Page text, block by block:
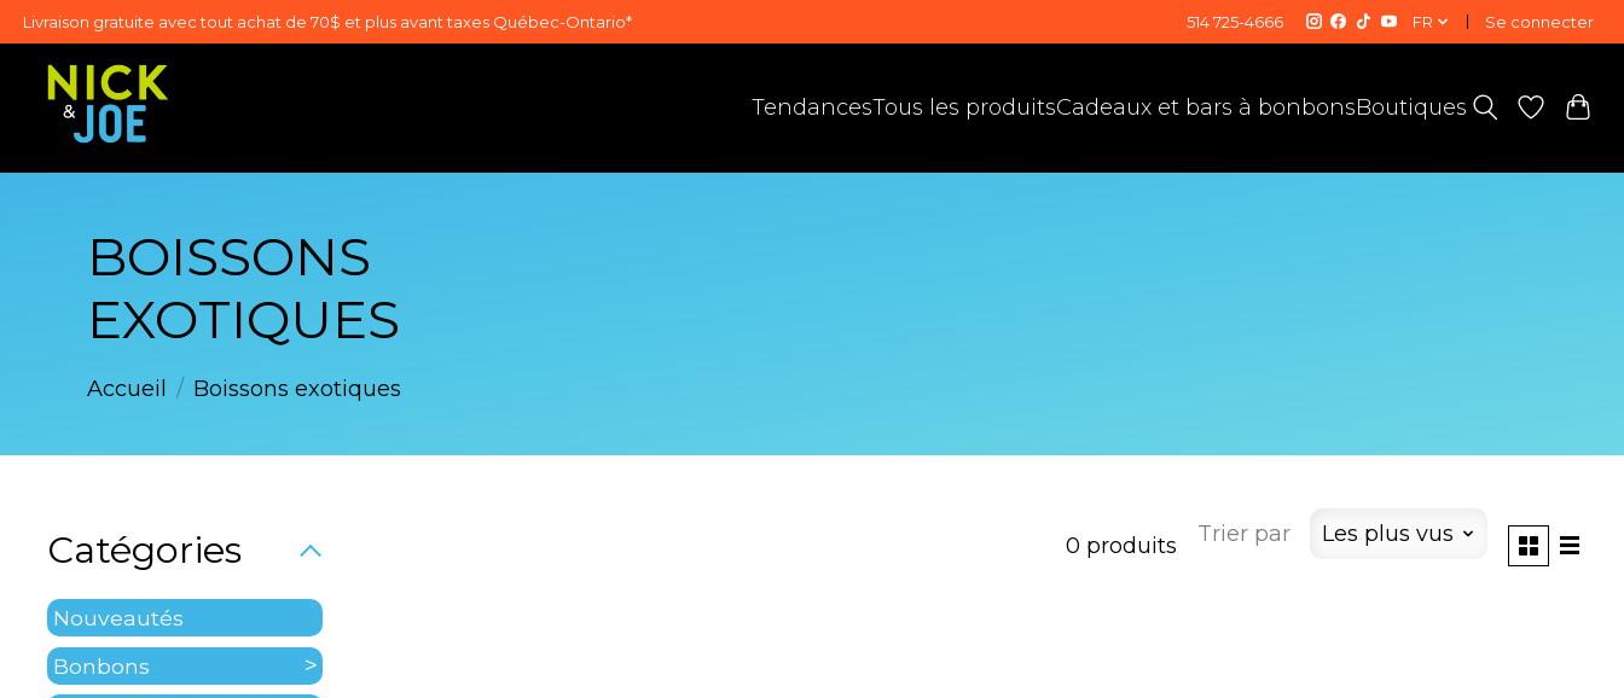
Livraison gratuite avec tout achat de 70$ et plus avant taxes Québec-Ontario* 514 725-4666 FR Se connecter
TendancesTous les produitsCadeaux et bars à bonbonsBoutiques
BOISSONS
EXOTIQUES
Accueil / Boissons exotiques
Catégories
Nouveautés
Bonbons
0 produits Trier par Les plus vus